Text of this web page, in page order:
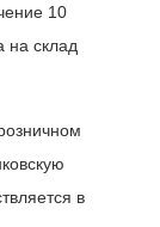
10
на склад
в